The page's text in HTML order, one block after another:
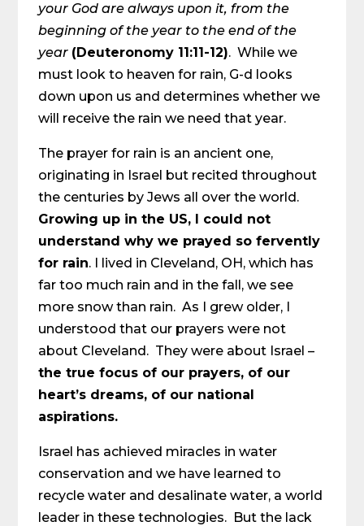
your God are always upon it, from the
beginning of the year to the end of the
year (Deuteronomy 11:11-12). While we
must look to heaven for rain, G-d looks
down upon us and determines whether we
will receive the rain we need that year.
The prayer for rain is an ancient one,
originating in Israel but recited throughout
the centuries by Jews all over the world.
Growing up in the US, I could not
understand why we prayed so fervently
for rain. I lived in Cleveland, OH, which has
far too much rain and in the fall, we see
more snow than rain. As I grew older, I
understood that our prayers were not
about Cleveland. They were about Israel –
the true focus of our prayers, of our
heart’s dreams, of our national
aspirations.
Israel has achieved miracles in water
conservation and we have learned to
recycle water and desalinate water, a world
leader in these technologies. But the lack